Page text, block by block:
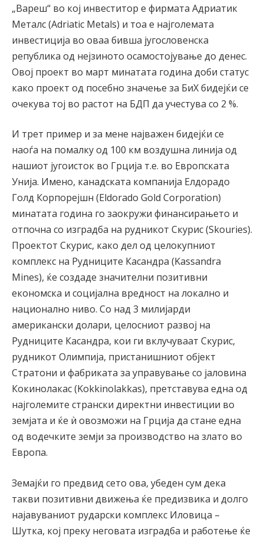
„Вареш“ во кој инвеститор е фирмата Адриатик
Металс (Adriatic Metals) и тоа е најголемата
инвестиција во оваа бивша југословенска
република од нејзиното осамостојување до денес.
Овој проект во март минатата година доби статус
како проект од посебно значење за БиХ бидејќи се
очекува тој во растот на БДП да учестува со 2 %.
И трет пример и за мене најважен бидејќи се
наоѓа на помалку од 100 км воздушна линија од
нашиот југоисток во Грција т.е. во Европската
Унија. Имено, канадската компанија Елдорадо
Голд Корпорејшн (Eldorado Gold Corporation)
минатата година го заокружи финансирањето и
отпочна со изградба на рудникот Скурис (Skouries).
Проектот Скурис, како дел од целокупниот
комплекс на Рудниците Касандра (Kassandra
Mines), ќе создаде значителни позитивни
економска и социјална вредност на локално и
национално ниво. Со над 3 милијарди
американски долари, целосниот развој на
Рудниците Касандра, кои ги вклучуваат Скурис,
рудникот Олимпија, пристанишниот објект
Стратони и фабриката за управување со јаловина
Кокинолакас (Kokkinolakkas), претставува една од
најголемите странски директни инвестиции во
земјата и ќе ѝ овозможи на Грција да стане една
од водечките земји за производство на злато во
Европа.
Земајќи го предвид сето ова, убеден сум дека
такви позитивни движења ќе предизвика и долго
најавуваниот рударски комплекс Иловица –
Шутка, кој преку неговата изградба и работење ќе